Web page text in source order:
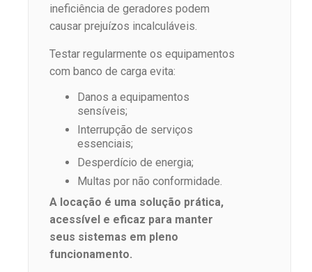
ineficiência de geradores podem
causar prejuízos incalculáveis.
Testar regularmente os equipamentos
com banco de carga evita:
Danos a equipamentos
sensíveis;
Interrupção de serviços
essenciais;
Desperdício de energia;
Multas por não conformidade.
A locação é uma solução prática,
acessível e eficaz para manter
seus sistemas em pleno
funcionamento.